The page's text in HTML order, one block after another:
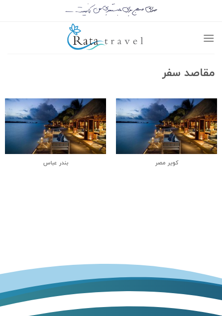
مقاصد سفر
کویر مصر بندر عباس